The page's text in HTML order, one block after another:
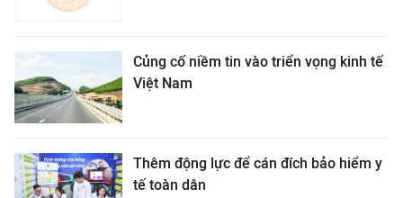
Củng cố niềm tin vào triển vọng kinh tế
Việt Nam
Thêm động lực để cán đích bảo hiểm y
tế toàn dân